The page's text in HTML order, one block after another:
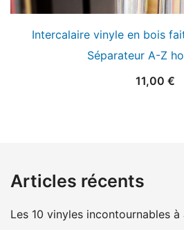
Intercalaire vinyle en bois
Séparateur A-Z
11,00 €
Articles récents
Les 10 vinyles incontournables